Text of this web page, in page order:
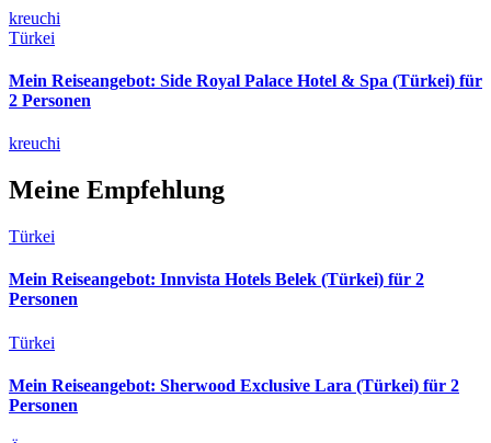
kreuchi
Türkei
Mein Reiseangebot: Side Royal Palace Hotel & Spa (Türkei) für
2 Personen
kreuchi
Meine Empfehlung
Türkei
Mein Reiseangebot: Innvista Hotels Belek (Türkei) für 2
Personen
Türkei
Mein Reiseangebot: Sherwood Exclusive Lara (Türkei) für 2
Personen